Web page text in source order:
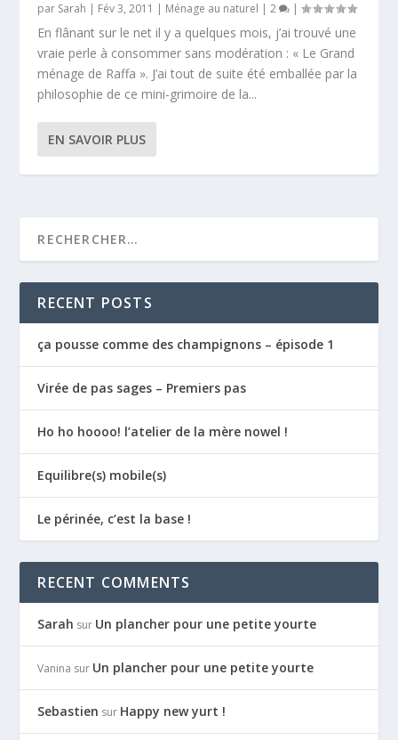
par Sarah | Fév 3, 2011 | Ménage au naturel |2 |
En flânant sur le net il y a quelques mois, j’ai trouvé une
vraie perle à consommer sans modération : « Le Grand
ménage de Raffa ». J’ai tout de suite été emballée par la
philosophie de ce mini-grimoire de la...
EN SAVOIR PLUS
RECENT POSTS
ça pousse comme des champignons – épisode 1
Virée de pas sages – Premiers pas
Ho ho hoooo! l’atelier de la mère nowel !
Equilibre(s) mobile(s)
Le périnée, c’est la base !
RECENT COMMENTS
Sarah sur Un plancher pour une petite yourte
Vanina sur Un plancher pour une petite yourte
Sebastien sur Happy new yurt !